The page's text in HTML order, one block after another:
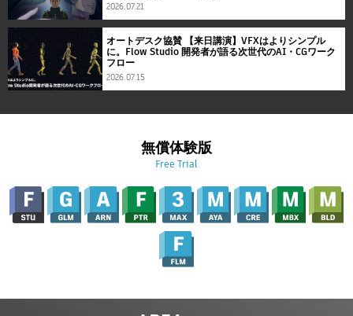
2026.07.21
オートデスク協賛 【来日講演】VFXはよりシンプル
に。Flow Studio 開発者が語る次世代のAI・CGワーク
フロー
2026.07.15
無償体験版
Free Trial